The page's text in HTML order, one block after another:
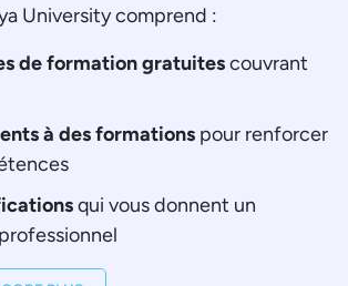
University comprend :
de formation gratuitescouvrant
à des formations pour renforcer
qui vous donnent un